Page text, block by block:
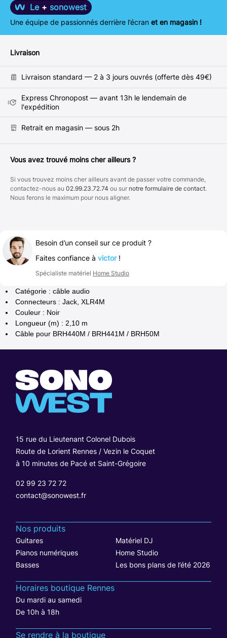
Le + sonowest
Une équipe de passionnés derrière l’écran et en magasin !
Livraison
Livraison standard — 2 à 3 jours ouvrés (offerte dès 49€)
Express Chronopost — avant 13h le lendemain de
l'expédition
Retrait en magasin — sous 2h
Vous avez trouvé moins cher ailleurs ?
Si vous trouvez moins cher ailleurs avant de passer votre commande,
contactez-nous au 02.99.23.72.74 ou sur notre formulaire de contact.
Nous ferons le maximum pour nous aligner.
Besoin d’un conseil sur ce produit ?
Faites confiance à victor!
Spécialiste matériel Home Studio
Catégorie : câble audio
Connecteurs : Jack, XLR4M
Couleur : Noir
Longueur (m) : 2,10 m
Câble pour BRH440M / BRH441M / BRH50M
15 rue du Lieutenant Colonel Dubois
Route de Lorient Rennes / Vezin le Coquet
à 10 minutes de Pacé et Saint-Grégoire
02 99 23 72 72
contact@sonowest.fr
Nos produits
Guitares
Matériel DJ
Pianos numériques
Home Studio
Basses
Les bons plans de l’été 2026
Horaires boutique Rennes
Du mardi au samedi
De 10h à 18h
Se rendre à la boutique